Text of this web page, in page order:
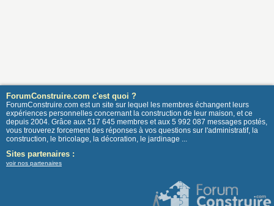
ForumConstruire.com c'est quoi ?
ForumConstruire.com est un site sur lequel les membres échangent leurs
expériences personnelles concernant la construction de leur maison, et ce
depuis 2004. Grâce aux 517 645 membres et aux 5 992 087 messages postés,
vous trouverez forcement des réponses à vos questions sur l'administratif, la
construction, le bricolage, la décoration, le jardinage ...
Sites partenaires :
voir nos partenaires